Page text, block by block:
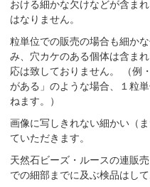
おける細かな欠けなどが含ま
はなりません。
粒単位での販売の場合も細か
み、穴カケのある個体は含ま
応は致しておりません。 （例
がある」のような場合、１粒
ねます。）
画像に写しきれない細かい（
ていただきます。
天然石ビーズ・ルースの連販
での細部までに及ぶ検品はして